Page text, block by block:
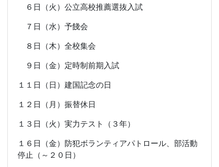
６日（火）公立高校推薦選抜入試
７日（水）予餞会
８日（木）全校集会
９日（金）定時制前期入試
１１日（日）建国記念の日
１２日（月）振替休日
１３日（火）実力テスト（３年）
１６日（金）防犯ボランティアパトロール、部活動
停止（～２０日）